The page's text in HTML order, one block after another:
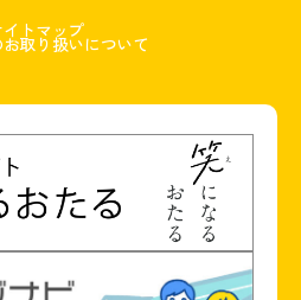
トマップ
取り扱いについて